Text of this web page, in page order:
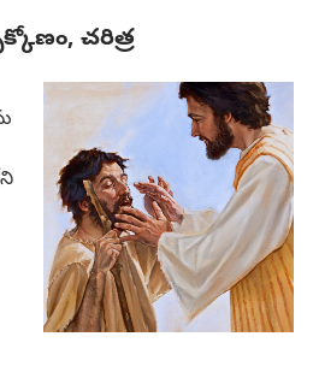
చరిత్ర